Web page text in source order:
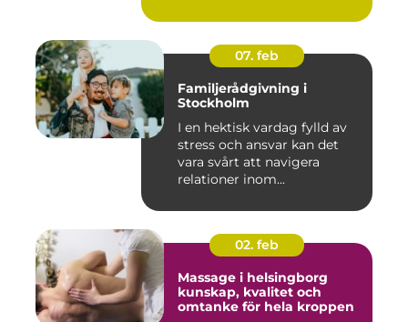
07. feb
Familjerådgivning i
Stockholm
I en hektisk vardag fylld av
stress och ansvar kan det
vara svårt att navigera
relationer inom...
02. feb
Massage i helsingborg
kunskap, kvalitet och
omtanke för hela kroppen